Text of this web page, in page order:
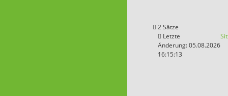
2 Sätze
Letzte
Änderung: 05.08.2026
16:15:13